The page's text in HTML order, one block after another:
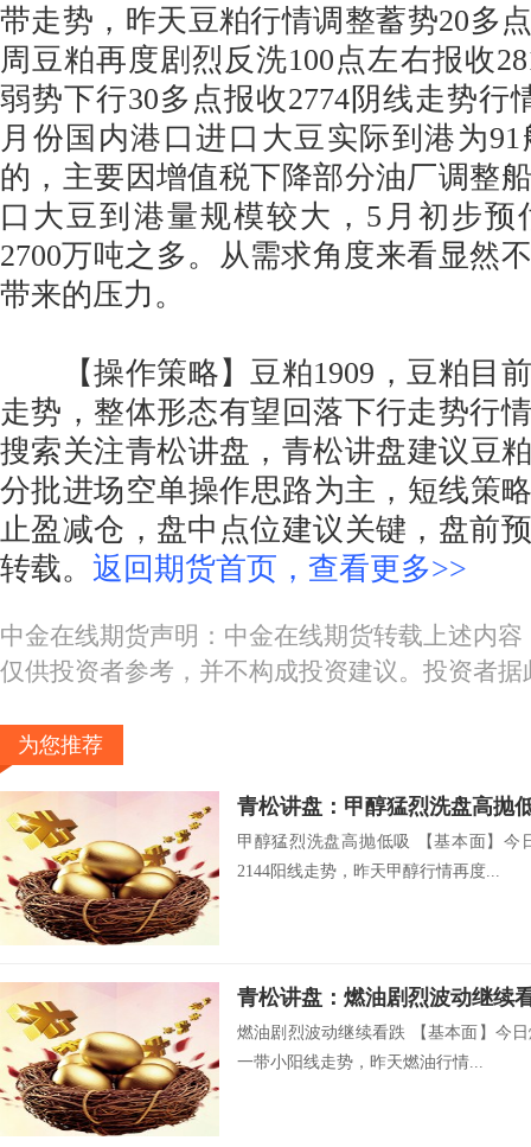
带走势，昨天豆粕行情调整蓄势20多
周豆粕再度剧烈反洗100点左右报收
弱势下行30多点报收2774阴线走势行
月份国内港口进口大豆实际到港为
的，主要因增值税下降部分油厂调整
口大豆到港量规模较大，5月初步预
2700万吨之多。从需求角度来看显然
带来的压力。
【操作策略】豆粕1909，豆粕目
走势，整体形态有望回落下行走势行
搜索关注青松讲盘，青松讲盘建议豆
分批进场空单操作思路为主，短线策
止盈减仓，盘中点位建议关键，盘前
转载。 返回期货首页，查看更多>>
中金在线期货声明：中金在线期货转载上述内
仅供投资者参考，并不构成投资建议。投资者
为您推荐
青松讲盘：甲醇猛烈洗盘高抛
甲醇猛烈洗盘高抛低吸 【基本面】今
2144阳线走势，昨天甲醇行情再度...
青松讲盘：燃油剧烈波动继续
燃油剧烈波动继续看跌 【基本面】今
一带小阳线走势，昨天燃油行情...